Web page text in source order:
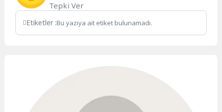
Tepki Ver
Etiketler :Bu yazıya ait etiket bulunamadı.